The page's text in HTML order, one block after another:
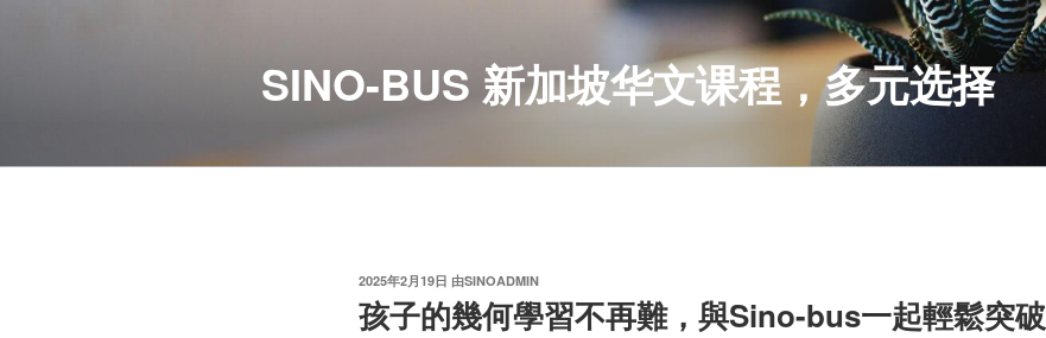
SINO-BUS 新加坡华文课程，多元选择
发
布
于
2025年2月19日 由SINOADMIN
孩子的幾何學習不再難，與Sino-bus一起輕鬆突破